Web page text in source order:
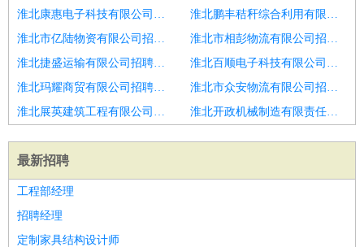
淮北康惠电子科技有限公司招聘诚聘电话销售无需经验早九晚五
淮北鹏丰秸秆综合利用有限公司招聘电话销售高级经理
淮北市亿陆物资有限公司招聘电话销售
淮北市相彭物流有限公司招聘急急急龙潭寺电话销售
淮北捷盛运输有限公司招聘电话销售
淮北百顺电子科技有限公司招聘电话销售
淮北玛耀商贸有限公司招聘电话销售
淮北市众安物流有限公司招聘高薪诚聘电话销售
淮北展英建筑工程有限公司招聘电话销售专员
淮北开政机械制造有限责任公司招聘电话销售
最新招聘
工程部经理
招聘经理
定制家具结构设计师